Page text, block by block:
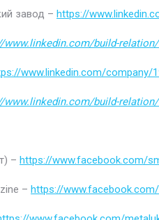
завод – https://
www.linkedin.com/build-
www.linkedin.com/company/
www.linkedin.com/build-
– https://www.facebook.com/
– https://